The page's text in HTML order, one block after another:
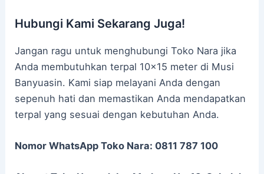
Hubungi Kami Sekarang Juga!
Jangan ragu untuk menghubungi Toko Nara jika
Anda membutuhkan terpal 10×15 meter di Musi
Banyuasin. Kami siap melayani Anda dengan
sepenuh hati dan memastikan Anda mendapatkan
terpal yang sesuai dengan kebutuhan Anda.
Nomor WhatsApp Toko Nara: 0811 787 100